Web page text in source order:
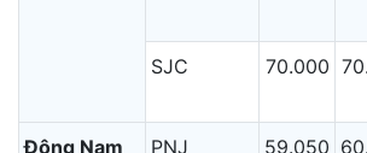
SJC 70.000
Đông Nam
PNJ 59.050